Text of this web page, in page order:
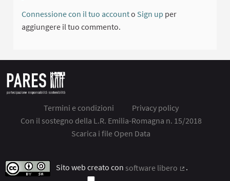
Connessione con il tuo accounto Sign up per
aggiungere il tuo commento.
Termini e condizioni
Privacy policy
Con il sostegno della L.R. Emilia-Romagna n. 15/2018
Scarica i file Open Data
Sito web creato con software libero
.